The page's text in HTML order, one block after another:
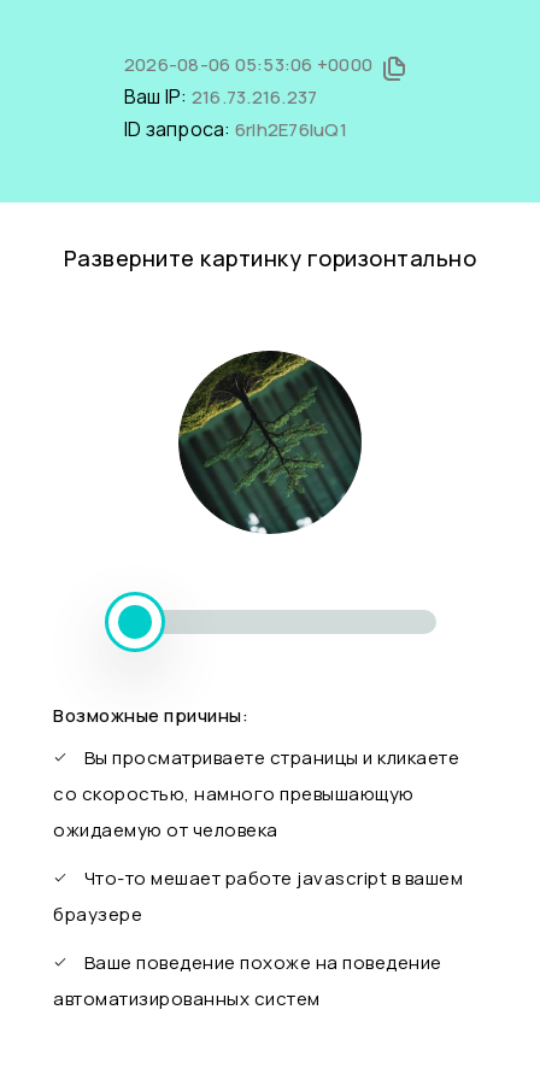
2026-08-06 05:53:06 +0000
Ваш IP: 216.73.216.237
ID запроса: 6rIh2E76luQ1
Разверните картинку горизонтально
Возможные причины:
Вы просматриваете страницы и кликаете
со скоростью, намного превышающую
ожидаемую от человека
Что-то мешает работе javascript в вашем
браузере
Ваше поведение похоже на поведение
автоматизированных систем